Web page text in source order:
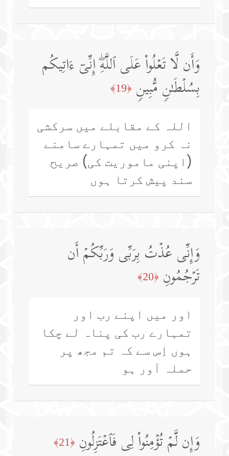
وَأَن لَّا تَعۡلُوا۟ عَلَى ٱللَّهِۖ إِنِّیۤ ءَاتِیكُم
بِسُلۡطَـٰنࣲ مُّبِینࣲ ﴿19﴾
اللہ کے مقابلے میں سرکشی
نہ کرو میں تمہارے سامنے
(اپنی ماموریت کی) صریح
سند پیش کرتا ہوں
وَإِنِّی عُذۡتُ بِرَبِّی وَرَبِّكُمۡ أَن
تَرۡجُمُونِ ﴿20﴾
اور میں اپنے رب اور
تمہارے رب کی پناہ لے چکا
ہوں اِس سے کہ تم مجھ پر
حملہ آور ہو
وَإِن لَّمۡ تُؤۡمِنُوا۟ لِی فَٱعۡتَزِلُونِ ﴿21﴾